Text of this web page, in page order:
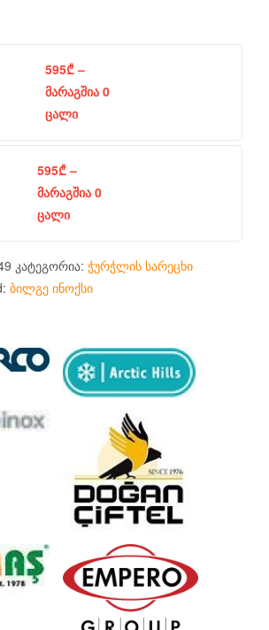
595₾–
მარაგშია 0
ცალი
595₾–
მარაგშია 0
ცალი
კატეგორია: ჭურჭლის სარეცხი
ბილგე ინოქსი